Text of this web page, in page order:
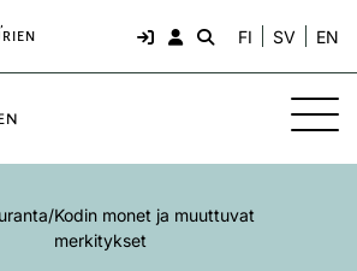
FI SV EN
/Kodin monet ja muuttuvat
merkitykset